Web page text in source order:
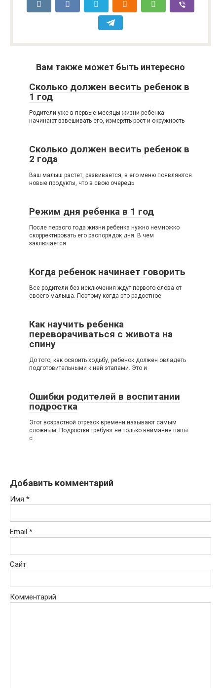
Вам также может быть интересно
Сколько должен весить ребенок в
1 год
Родители уже в первые месяцы жизни ребенка
начинают взвешивать его, измерять рост и окружность
Сколько должен весить ребенок в
2 года
Ваш малыш растет, развивается, в его меню появляются
новые продукты, что в свою очередь
Режим дня ребенка в 1 год
После первого года жизни ребенка нужно немножко
скорректировать его распорядок дня. В чем
заключается
Когда ребенок начинает говорить
Все родители без исключения ждут первого слова от
своего малыша. Поэтому когда это радостное
Как научить ребенка
переворачиваться с живота на
спину
До того, как освоить ходьбу, ребенок должен овладеть
подготовительными к ней этапами. Это и
Ошибки родителей в воспитании
подростка
Этот возрастной отрезок времени называют самым
сложным. Подростки требуют не только внимания папы
с
Добавить комментарий
Имя *
Email *
Сайт
Комментарий